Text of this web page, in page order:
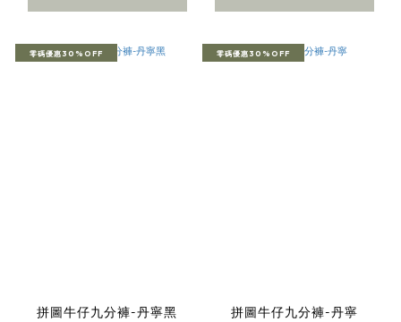
零碼優惠30%OFF
拼圖牛仔九分褲-丹寧黑
零碼優惠30%OFF
拼圖牛仔九分褲-丹寧